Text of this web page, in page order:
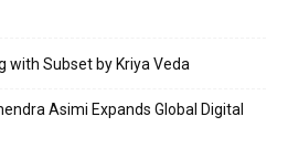
with Subset by Kriya Veda
Asimi Expands Global Digital